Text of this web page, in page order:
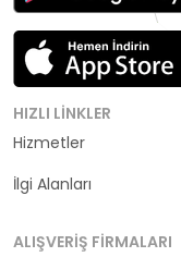
HIZLI LINKLER
Hizmetler
İlgi Alanları
ALIŞVERIŞ FIRMALARI